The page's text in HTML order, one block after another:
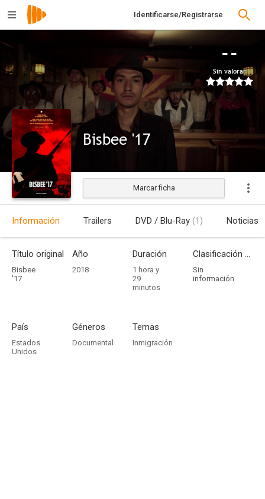
Identificarse/Registrarse
--
Sin valorar
Bisbee '17
Estrenada
Marcar ficha
Información Trailers DVD / Blu-Ray (1) Noticias
Título original
Bisbee
'17
Año
2018
Duración
1 hora y
29
minutos
Clasificación por edades
Sin
información
País
Estados
Unidos
Géneros
Documental
Temas
Inmigración